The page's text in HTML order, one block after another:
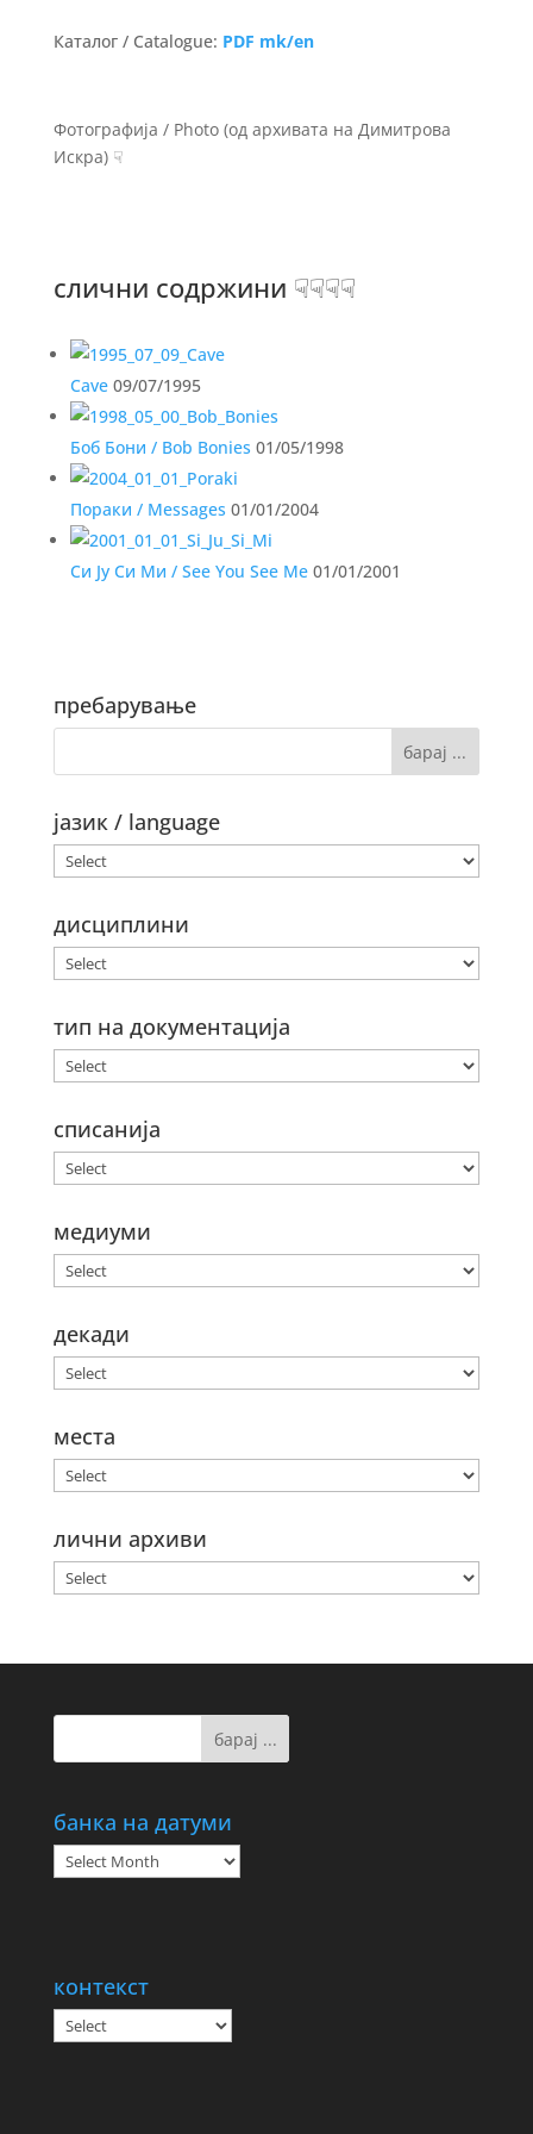
Каталог / Catalogue: PDF mk/en
Фотографија / Photo (од архивата на Димитрова
Искра) ☟
слични содржини ☟☟☟☟
Cave09/07/1995
Боб Бони / Bob Bonies 01/05/1998
Пораки / Messages 01/01/2004
Си Ју Си Ми / See You See Me01/01/2001
пребарување
јазик / language
дисциплини
тип на документација
списанија
медиуми
декади
места
лични архиви
банка на датуми
банка
на
контекст